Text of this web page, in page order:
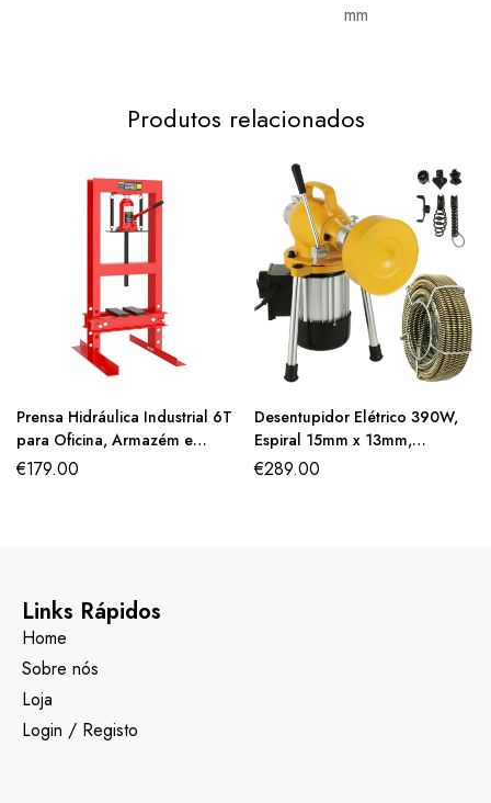
mm
Produtos relacionados
Prensa Hidráulica Industrial 6T
para Oficina, Armazém e
Bancada de Garagem
€179.00
Desentupidor Elétrico 390W,
Espiral 15mm x 13mm,
Compacto, com 8 Lâminas
€289.00
Links Rápidos
Home
Sobre nós
Loja
Login / Registo